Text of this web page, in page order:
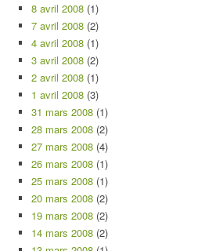
8 avril 2008 (1)
7 avril 2008 (2)
4 avril 2008 (1)
3 avril 2008 (2)
2 avril 2008 (1)
1 avril 2008 (3)
31 mars 2008 (1)
28 mars 2008 (2)
27 mars 2008 (4)
26 mars 2008 (1)
25 mars 2008 (1)
20 mars 2008 (2)
19 mars 2008 (2)
14 mars 2008 (2)